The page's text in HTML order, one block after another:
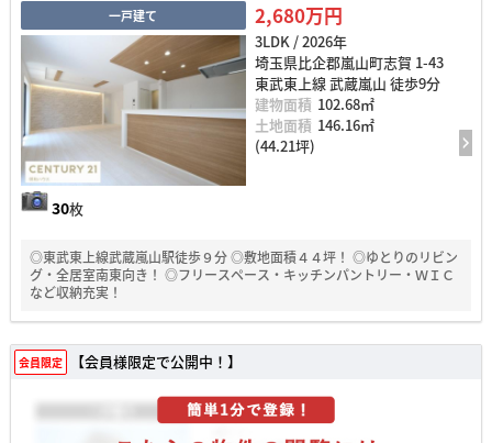
一戸建て
30枚
2,680万円
3LDK / 2026年
埼玉県比企郡嵐山町志賀 1-43
東武東上線 武蔵嵐山 徒歩9分
建物面積 102.68㎡
土地面積 146.16㎡
(44.21坪)
◎東武東上線武蔵嵐山駅徒歩９分 ◎敷地面積４４坪！ ◎ゆとりのリビン
グ・全居室南東向き！ ◎フリースペース・キッチンパントリー・ＷＩＣ
など収納充実！
会員限定 【会員様限定で公開中！】